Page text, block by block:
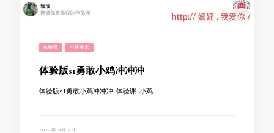
体验课 小熊美术
体验版s1勇敢小鸡冲冲冲
体验版s1勇敢小鸡冲冲冲-体验课-小鸡
2022年 9月 2日